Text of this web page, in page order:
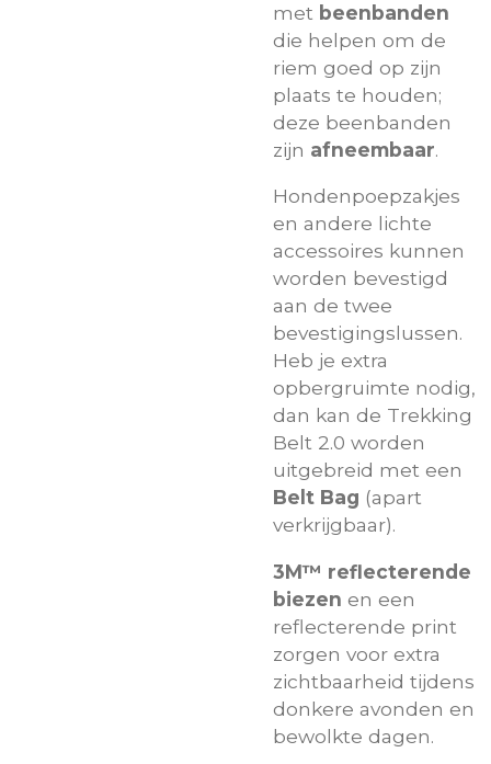
met beenbanden
die helpen om de
riem goed op zijn
plaats te houden;
deze beenbanden
zijn afneembaar.
Hondenpoepzakjes
en andere lichte
accessoires kunnen
worden bevestigd
aan de twee
bevestigingslussen.
Heb je extra
opbergruimte nodig,
dan kan de Trekking
Belt 2.0 worden
uitgebreid met een
Belt Bag (apart
verkrijgbaar).
3M™ reflecterende
biezen en een
reflecterende print
zorgen voor extra
zichtbaarheid tijdens
donkere avonden en
bewolkte dagen.